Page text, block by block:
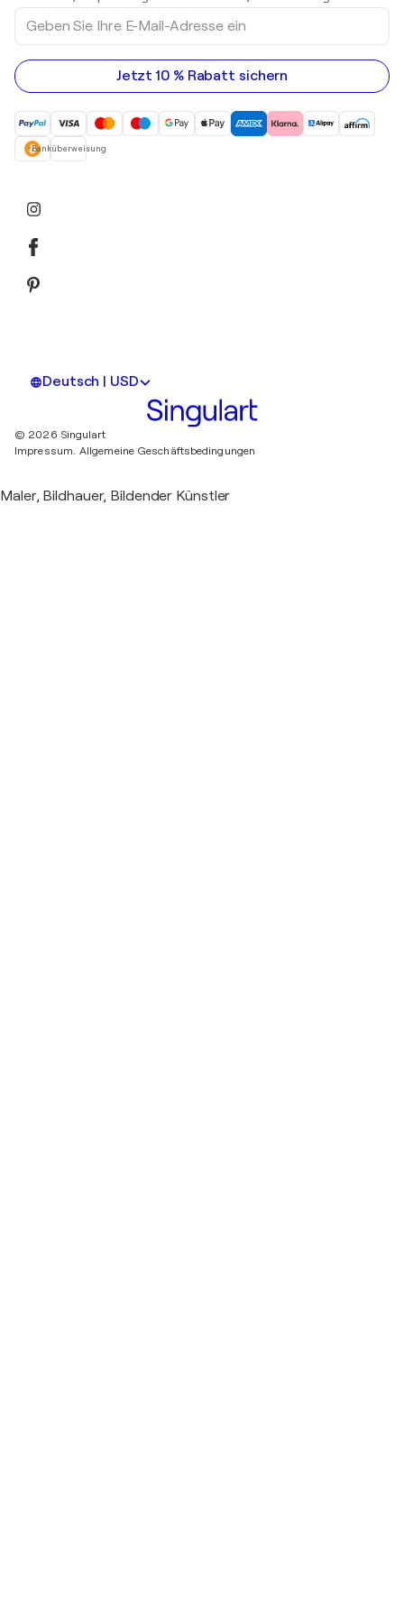
Acrylgemälde
Geben
Sie
Ihre
E-
Mail-
Adresse
Jetzt 10 % Rabatt sichern
Banküberweisung
Deutsch | USD
© 2026 Singulart
Impressum. Allgemeine Geschäftsbedingungen
Maler, Bildhauer, Bildender Künstler